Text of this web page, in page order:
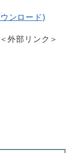
ンロード)
＜外部リンク＞